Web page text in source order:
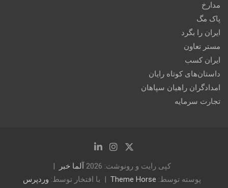
مدارخ
پاک مگ
ایران را بگرد
مستر تعاون
ایران کسب
داستان‌های کوتاه رایان
امدادگران راهیان سپاهان
تجارت سرمایه
کپی رایت و رونوشت: 2026
آلما خبر
پوسته توسط: Theme Horse با افتخار توسط: وردپرس